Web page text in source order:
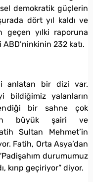
demokratik güçlerin
dört yıl kaldı ve
geçen yılki raporuna
232 katı.
anlatan bir dizi var.
bildiğimiz yalanların
bir sahne çok
büyük şairi ve
Sultan Mehmet’in
Fatih, Orta Asya’dan
durumumuz
kırıp geçiriyor” diyor.